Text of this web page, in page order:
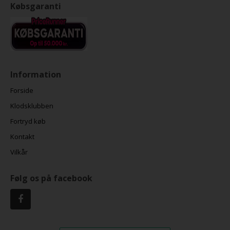
Købsgaranti
Information
Forside
Klodsklubben
Fortryd køb
Kontakt
Vilkår
Følg os på facebook